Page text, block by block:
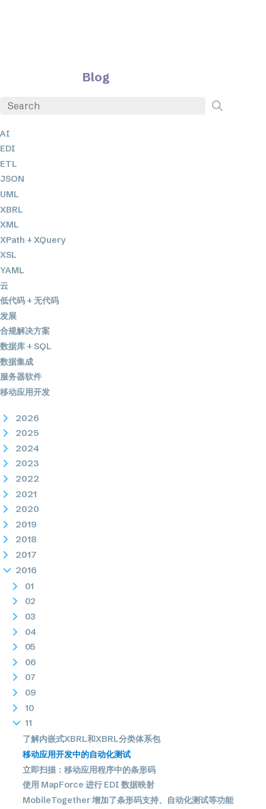
Blog
AI
EDI
ETL
JSON
UML
XBRL
XML
XPath + XQuery
XSL
YAML
云
低代码 + 无代码
发展
合规解决方案
数据库 + SQL
数据集成
服务器软件
移动应用开发
2026
2025
2024
2023
2022
2021
2020
2019
2018
2017
2016
01
02
03
04
05
06
07
09
10
11
了解内嵌式XBRL和XBRL分类体系包
移动应用开发中的自动化测试
立即扫描：移动应用程序中的条形码
使用 MapForce 进行 EDI 数据映射
MobileTogether 增加了条形码支持、自动化测试等功能